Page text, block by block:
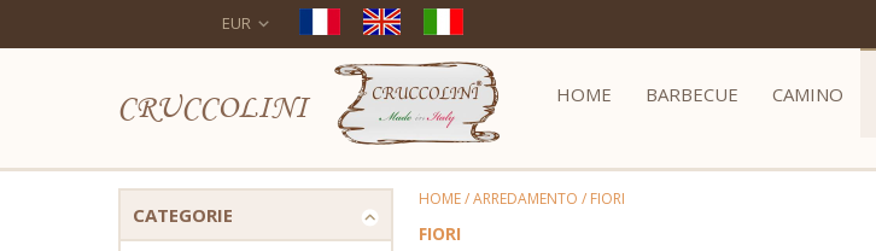
EUR
CRUCCOLINI HOME BARBECUE CAMINO
HOME/ARREDAMENTO / FIORI
FIORI
CATEGORIE